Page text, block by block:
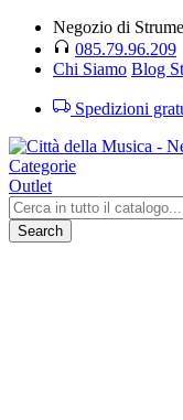
Negozio di
085.79.96.209
Chi Siamo Blog
Spedizioni
Categorie
Outlet
Search